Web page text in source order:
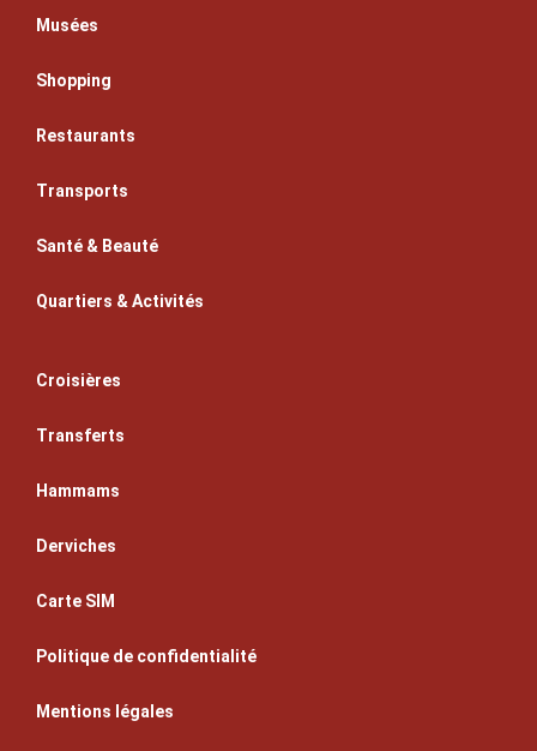
Musées
Shopping
Restaurants
Transports
Santé & Beauté
Quartiers & Activités
Croisières
Transferts
Hammams
Derviches
Carte SIM
Politique de confidentialité
Mentions légales